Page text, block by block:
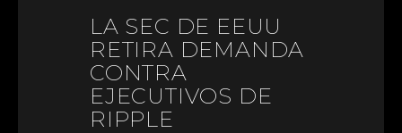
LA SEC DE EEUU
RETIRA DEMANDA
CONTRA
EJECUTIVOS DE
RIPPLE